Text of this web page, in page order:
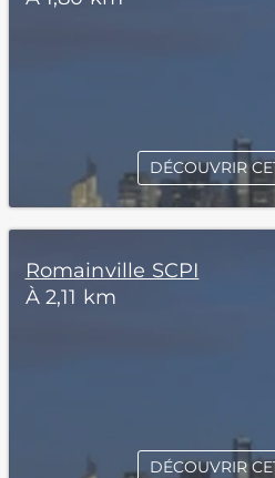
DÉCOUVRIR
Romainville SCPI
À 2,11 km
DÉCOUVRIR